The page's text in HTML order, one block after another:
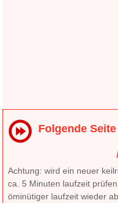
Folgende Seite
Achtung: wird ein neuer
ca. 5 Minuten laufzeit
öminütiger laufzeit wieder